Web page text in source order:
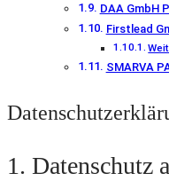
DAA GmbH
Firstlead
SMARVA
1. Datenschutz